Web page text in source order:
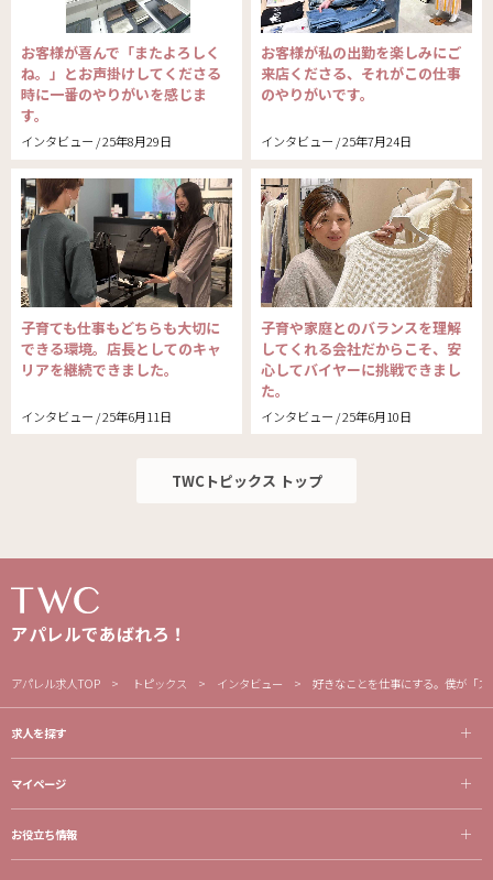
インタビュー / 25年8月29日
お客様が喜んで「またよろしく
ね。」とお声掛けしてくださる
時に一番のやりがいを感じま
す。
インタビュー / 25年7月24日
お客様が私の出勤を楽しみにご
来店くださる、それがこの仕事
のやりがいです。
インタビュー / 25年6月11日
子育ても仕事もどちらも大切に
できる環境。店長としてのキャ
リアを継続できました。
インタビュー / 25年6月10日
子育や家庭とのバランスを理解
してくれる会社だからこそ、安
心してバイヤーに挑戦できまし
た。
TWCトピックス トップ
アパレルであばれろ！
アパレル求人TOP トピックス インタビュー 好きなことを仕事にする。僕が「
求人を探す
マイページ
お役立ち情報